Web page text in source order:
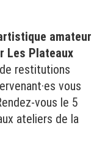
amateur
Les Plateaux
restitutions
vous
vous le 5
ateliers de la